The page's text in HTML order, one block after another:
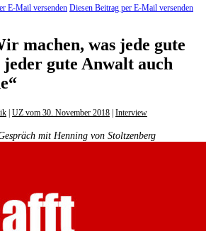
Diesen Beitrag per E-Mail versenden
machen, was jede gute
gute Anwalt auch
UZ vom 30. November 2018 Interview
mit Henning von Stoltzenberg